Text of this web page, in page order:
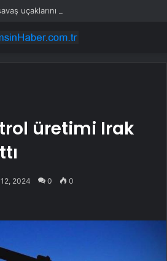
uçaklarını alarma geçirdi
üretimi Irak
2024 0 0